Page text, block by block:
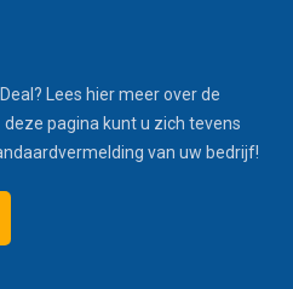
Lees hier meer over de
pagina kunt u zich tevens
van uw bedrijf!